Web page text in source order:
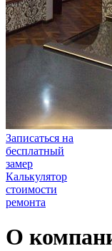
Записаться на
бесплатный
замер
Калькулятор
стоимости
ремонта
О